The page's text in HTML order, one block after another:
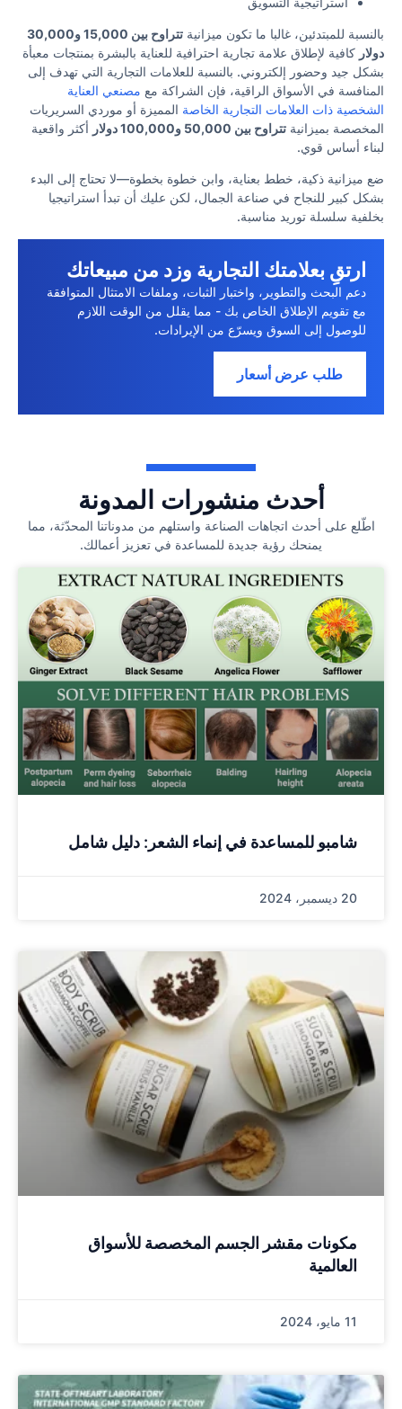
بالنسبة للمبتدئين، غالبا ما تكون ميزانية
تتراوح بين 15,000 و30,000
دولار كافية لإطلاق علامة تجارية احترافية للعناية بالبشرة بمنتجات معبأة
بشكل جيد وحضور إلكتروني. بالنسبة للعلامات التجارية التي تهدف إلى
المنافسة في الأسواق الراقية، فإن الشراكة مع مصنعي العناية
الشخصية ذات العلامات التجارية الخاصة المميزة أو موردي السريريات
المخصصة بميزانية تتراوح بين 50,000 و100,000 دولار
أكثر واقعية
لبناء أساس قوي.
ضع ميزانية ذكية، خطط بعناية، وابن خطوة بخطوة—لا تحتاج إلى البدء
بشكل كبير للنجاح في صناعة الجمال، لكن عليك أن تبدأ استراتيجيا
بخلفية سلسلة توريد مناسبة.
ارتقِ بعلامتك التجارية وزد من مبيعاتك
دعم البحث والتطوير، واختبار الثبات، وملفات الامتثال المتوافقة
مع تقويم الإطلاق الخاص بك - مما يقلل من الوقت اللازم
للوصول إلى السوق ويسرّع من الإيرادات.
طلب عرض أسعار
أحدث منشورات المدونة
اطّلع على أحدث اتجاهات الصناعة واستلهم من مدوناتنا المحدّثة، مما
يمنحك رؤية جديدة للمساعدة في تعزيز أعمالك.
شامبو للمساعدة في إنماء الشعر: دليل شامل
20 ديسمبر، 2024
مكونات مقشر الجسم المخصصة للأسواق
العالمية
11 مايو، 2024